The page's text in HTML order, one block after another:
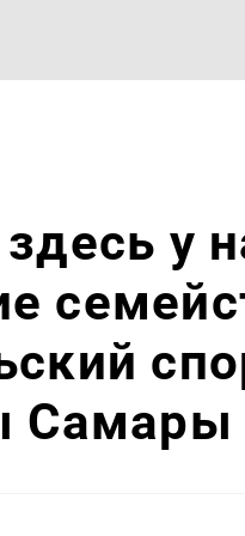
у
Самары